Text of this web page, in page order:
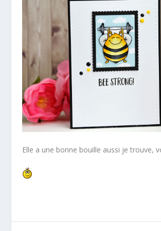
Elle a une bonne bouille aussi je trouve,